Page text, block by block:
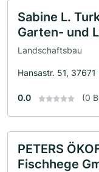
Sabine L.
Garten- und
Landschaftsbau
Hansastr. 51,
0.0 (0
PETERS
Fischhege